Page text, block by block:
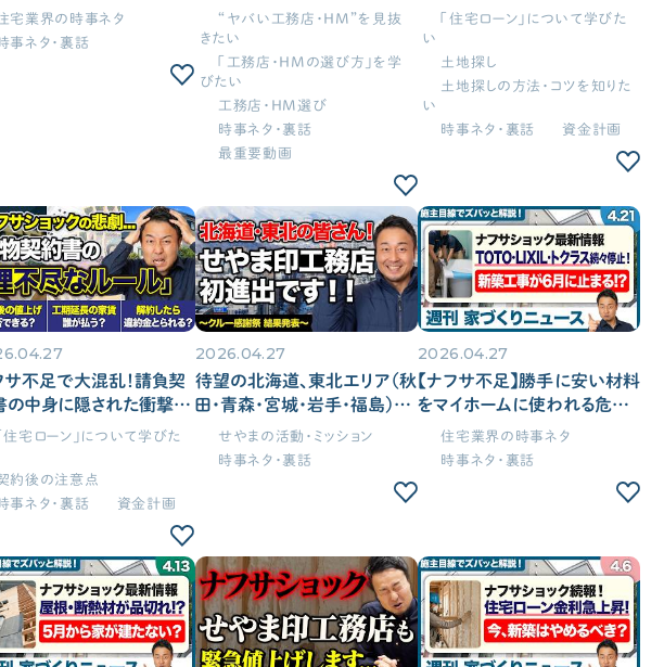
雨どい不足・6月以降の工
の影響は？【週刊家づくり
宅業界の時事ネタ
事ネタ・裏話
円を失う倒産トラブルを防ぐ強
力な防衛策を解説［2026年最
新版/注文住宅/新築］
“ヤバい工務店・HM”を見抜
きたい
「工務店・HMの選び方」を学
びたい
工務店・HM選び
時事ネタ・裏話
最重要動画
「最終手段」と数百万の違約金
で大損しないための正しい手
順【ナフサ不足/家づくり/新
築】
「住宅ローン」について学びた
い
土地探し
土地探しの方法・コツを知りた
い
時事ネタ・裏話
資金計画
サ不足で大混乱！請負契
の中身に隠された衝撃の
ル。絶対に知っておくべき
ローン対策と解約方法も
【家づくり/新築】
「住宅ローン」について学びた
約後の注意点
事ネタ・裏話
資金計画
2026.04.27
待望の北海道、東北エリア（秋
田・青森・宮城・岩手・福島）で
せやま印工務店が追加登録｜
利用者1万人突破！日頃の感
せやまの活動・ミッション
時事ネタ・裏話
2026.04.27
【ナフサ不足】勝手に安い材料
をマイホームに使われる危険
性。水回り・建材の受注停止の
最新情報を解説
ナップ/サンゲツ etc）｜週刊家
住宅業界の時事ネタ
時事ネタ・裏話